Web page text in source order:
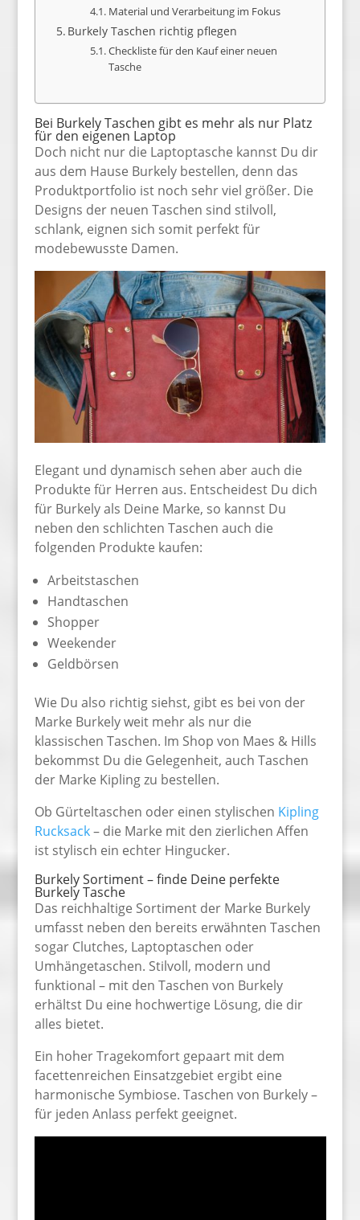
Material und Verarbeitung im Fokus
Burkely Taschen richtig pflegen
Checkliste für den Kauf einer neuen
Tasche
Bei Burkely Taschen gibt es mehr als nur Platz
für den eigenen Laptop
Doch nicht nur die Laptoptasche kannst Du dir
aus dem Hause Burkely bestellen, denn das
Produktportfolio ist noch sehr viel größer. Die
Designs der neuen Taschen sind stilvoll,
schlank, eignen sich somit perfekt für
modebewusste Damen.
Elegant und dynamisch sehen aber auch die
Produkte für Herren aus. Entscheidest Du dich
für Burkely als Deine Marke, so kannst Du
neben den schlichten Taschen auch die
folgenden Produkte kaufen:
Arbeitstaschen
Handtaschen
Shopper
Weekender
Geldbörsen
Wie Du also richtig siehst, gibt es bei von der
Marke Burkely weit mehr als nur die
klassischen Taschen. Im Shop von Maes & Hills
bekommst Du die Gelegenheit, auch Taschen
der Marke Kipling zu bestellen.
Ob Gürteltaschen oder einen stylischen Kipling
Rucksack– die Marke mit den zierlichen Affen
ist stylisch ein echter Hingucker.
Burkely Sortiment – finde Deine perfekte
Burkely Tasche
Das reichhaltige Sortiment der Marke Burkely
umfasst neben den bereits erwähnten Taschen
sogar Clutches, Laptoptaschen oder
Umhängetaschen. Stilvoll, modern und
funktional – mit den Taschen von Burkely
erhältst Du eine hochwertige Lösung, die dir
alles bietet.
Ein hoher Tragekomfort gepaart mit dem
facettenreichen Einsatzgebiet ergibt eine
harmonische Symbiose. Taschen von Burkely –
für jeden Anlass perfekt geeignet.